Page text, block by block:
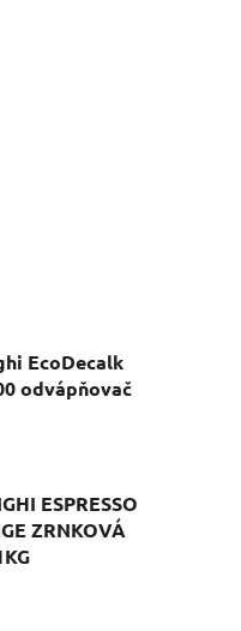
EcoDecalk
odvápňovač
ESPRESSO
ZRNKOVÁ